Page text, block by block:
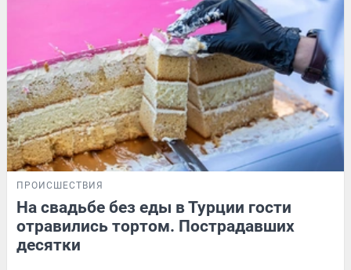
ПРОИСШЕСТВИЯ
На свадьбе без еды в Турции гости
отравились тортом. Пострадавших
десятки